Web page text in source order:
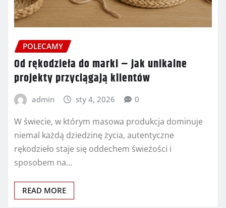
POLECAMY
Od rękodzieła do marki – jak unikalne
projekty przyciągają klientów
admin sty 4, 2026 0
W świecie, w którym masowa produkcja dominuje
niemal każdą dziedzinę życia, autentyczne
rękodzieło staje się oddechem świeżości i
sposobem na…
READ MORE